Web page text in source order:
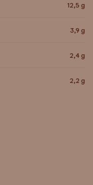
12,5 g
3,9 g
2,4g
2,2 g